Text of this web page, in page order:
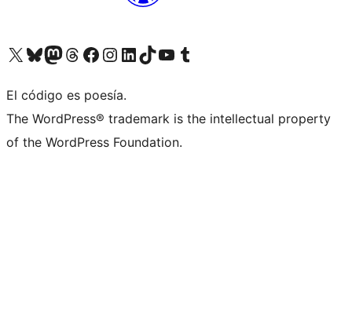
Visita nuestra cuenta de X (anteriormente Twitter)
Visita nuestra cuenta de Bluesky
Visita nuestra cuenta de Mastodon
Visita nuestra cuenta de Threads
Visita nuestra página de Facebook
Visita nuestra cuenta de Instagram
Visita nuestra cuenta de LinkedIn
Visita nuestra cuenta de TikTok
Visita nuestro canal de YouTube
Visita nuestra cuenta de Tumblr
El código es poesía.
The WordPress® trademark is the intellectual property
of the WordPress Foundation.